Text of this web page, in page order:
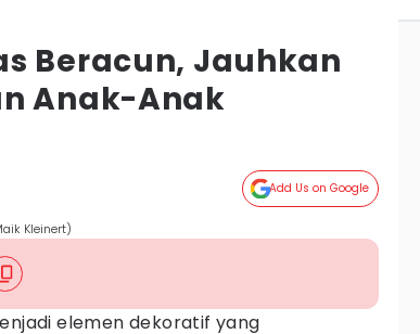
Beracun, Jauhkan
Anak-Anak
Add Us on Google
Kleinert)
elemen dekoratif yang